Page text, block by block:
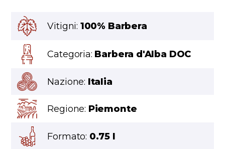
Vitigni: 100% Barbera
Categoria: Barbera d'Alba DOC
Nazione: Italia
Regione: Piemonte
Formato: 0.75 l